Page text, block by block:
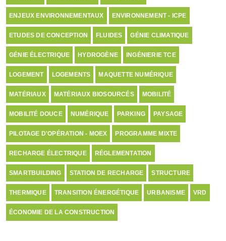
ENJEUX ENVIRONNEMENTAUX ENVIRONNEMENT - ICPE
ETUDES DE CONCEPTION FLUIDES GÉNIE CLIMATIQUE
GÉNIE ÉLECTRIQUE HYDROGÈNE INGÉNIERIE TCE
LOGEMENT LOGEMENTS MAQUETTE NUMÉRIQUE
MATÉRIAUX MATÉRIAUX BIOSOURCÉS MOBILITÉ
MOBILITÉ DOUCE NUMÉRIQUE PARKING PAYSAGE
PILOTAGE D'OPÉRATION - MOEX PROGRAMME MIXTE
RECHARGE ÉLECTRIQUE RÉGLEMENTATION
SMARTBUILDING STATION DE RECHARGE STRUCTURE
THERMIQUE TRANSITION ÉNERGÉTIQUE URBANISME VRD
ÉCONOMIE DE LA CONSTRUCTION